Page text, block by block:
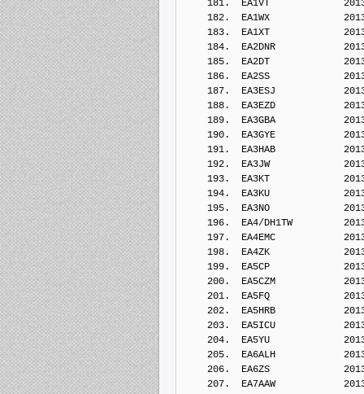
181.  EA1VT
182.  EA1WX
183.  EA1XT
184.  EA2DNR
185.  EA2DT
186.  EA2SS
187.  EA3ESJ
188.  EA3EZD
189.  EA3GBA
190.  EA3GYE
191.  EA3HAB
192.  EA3JW
193.  EA3KT
194.  EA3KU
195.  EA3NO
196.  EA4/DH1TW
197.  EA4EMC
198.  EA4ZK
199.  EA5CP
200.  EA5CZM
201.  EA5FQ
202.  EA5HRB
203.  EA5ICU
204.  EA5YU
205.  EA6ALH
206.  EA6ZS
207.  EA7AAW